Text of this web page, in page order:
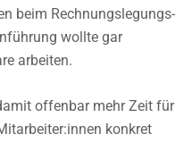
beim Rechnungslegungs-
wollte gar
arbeiten.
offenbar mehr Zeit für
konkret